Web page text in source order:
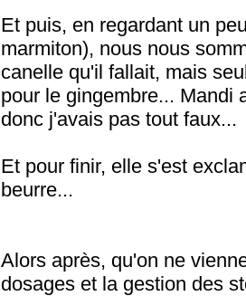
Et puis, en regardant un
marmiton), nous nous
canelle qu'il fallait, mais
pour le gingembre... Mandi
donc j'avais pas tout faux...
Et pour finir, elle s'est
beurre...
Alors après, qu'on ne
dosages et la gestion des